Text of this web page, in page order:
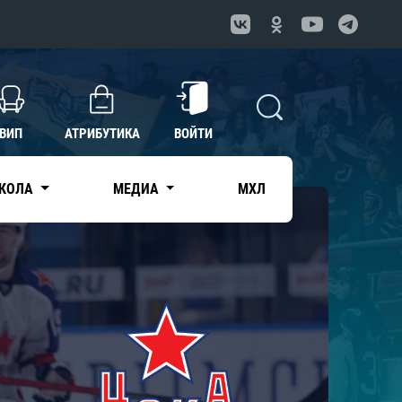
ВИП АТРИБУТИКА ВОЙТИ
МЕДИА МХЛ